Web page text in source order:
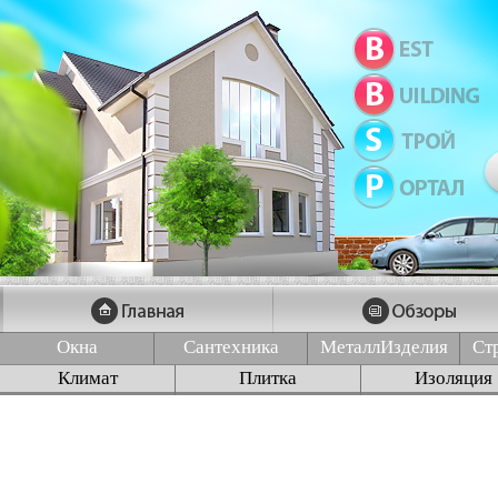
Окна Сантехника МеталлИзделия
Климат
Плитка Изоляция